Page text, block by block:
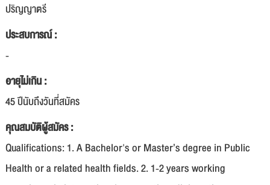
ปริญญาตรี
ประสบการณ์ :
-
อายุไม่เกิน :
45 ปีนับถึงวันที่สมัคร
คุณสมบัติผู้สมัคร :
Qualifications: 1. A Bachelor's or Master’s degree in Public
Health or a related health fields. 2. 1-2 years working